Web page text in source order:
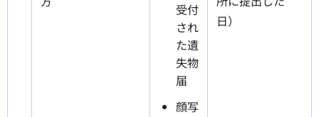
受付
され
た遺
失物
届
顔写
日）